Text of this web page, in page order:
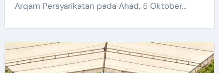
Arqam Persyarikatan pada Ahad, 5 Oktober…